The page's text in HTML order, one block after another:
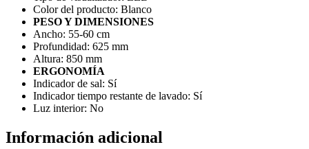
Color del producto: Blanco
PESO Y DIMENSIONES
Ancho: 55-60 cm
Profundidad: 625 mm
Altura: 850 mm
ERGONOMÍA
Indicador de sal: Sí
Indicador tiempo restante de lavado: Sí
Luz interior: No
Información adicional